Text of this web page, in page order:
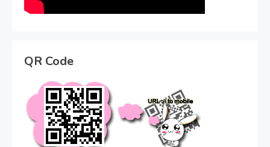
QR Code